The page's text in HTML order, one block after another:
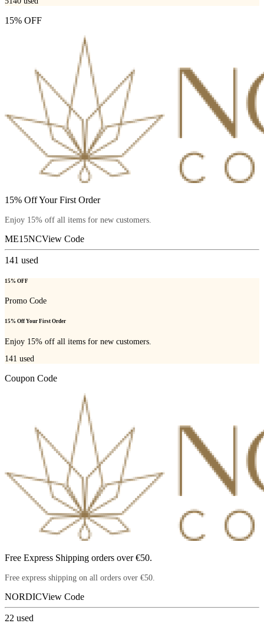
15% OFF
15% Off Your First Order
Enjoy 15% off all items for new customers.
ME15NCView Code
141 used
15% OFF
Promo Code
15% Off Your First Order
Enjoy 15% off all items for new customers.
141 used
Coupon Code
Free Express Shipping orders over €50.
Free express shipping on all orders over €50.
NORDICView Code
22 used